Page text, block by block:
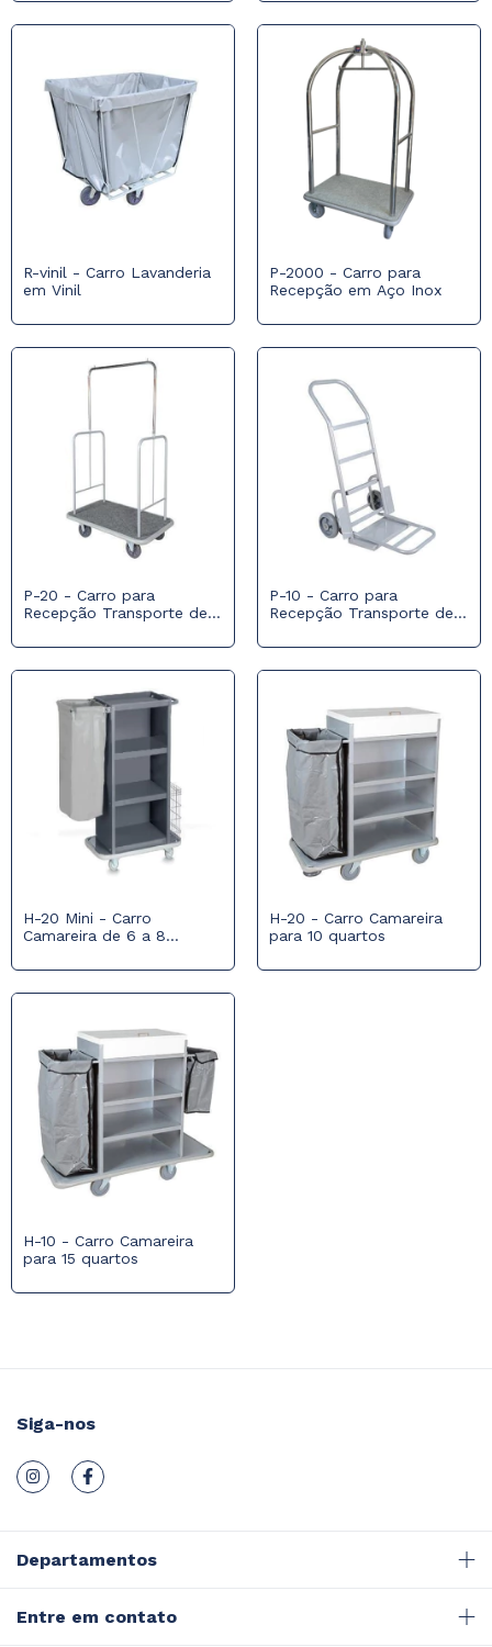
R-vinil - Carro Lavanderia
em Vinil
P-2000 - Carro para
Recepção em Aço Inox
P-20 - Carro para
Recepção Transporte de
P-10 - Carro para
Recepção Transporte de
H-20 Mini - Carro
Camareira de 6 a 8
H-20 - Carro Camareira
para 10 quartos
H-10 - Carro Camareira
para 15 quartos
Siga-nos
Departamentos
Entre em contato